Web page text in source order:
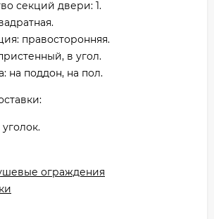
секций двери: 1.
правосторонняя.
в угол.
на поддон, на пол.
ограждения